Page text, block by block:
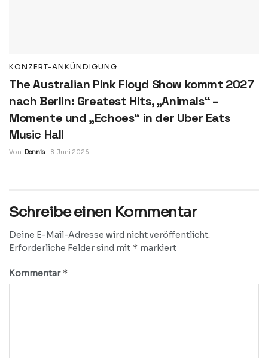
KONZERT-ANKÜNDIGUNG
The Australian Pink Floyd Show kommt 2027
nach Berlin: Greatest Hits, „Animals“ –
Momente und „Echoes“ in der Uber Eats
Music Hall
Von Dennis 8. Juni 2026
Schreibe einen Kommentar
Deine E-Mail-Adresse wird nicht veröffentlicht.
Erforderliche Felder sind mit * markiert
Kommentar*